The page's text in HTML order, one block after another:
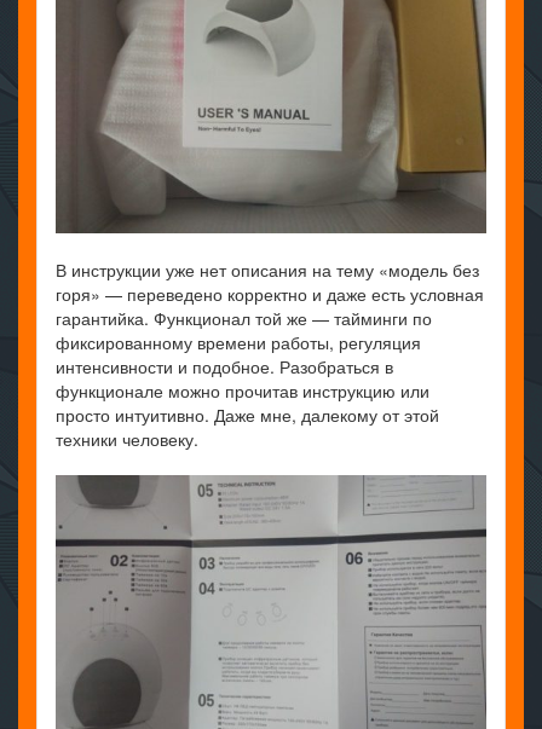
В инструкции уже нет описания на тему «модель без
горя» — переведено корректно и даже есть условная
гарантийка. Функционал той же — тайминги по
фиксированному времени работы, регуляция
интенсивности и подобное. Разобраться в
функционале можно прочитав инструкцию или
просто интуитивно. Даже мне, далекому от этой
техники человеку.